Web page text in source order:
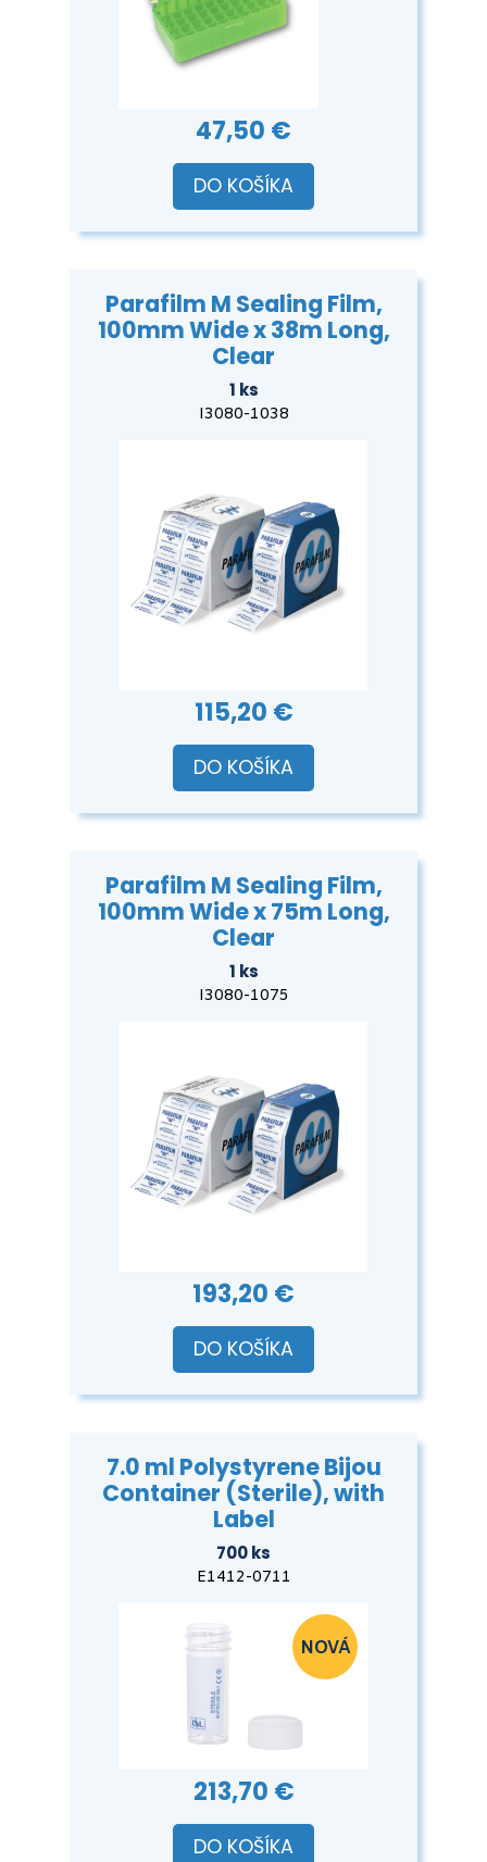
47,50 €
DO KOŠÍKA
Parafilm M Sealing Film,
100mm Wide x 38m Long,
Clear
1 ks
I3080-1038
115,20 €
DO KOŠÍKA
Parafilm M Sealing Film,
100mm Wide x 75m Long,
Clear
1 ks
I3080-1075
193,20 €
DO KOŠÍKA
7.0 ml Polystyrene Bijou
Container (Sterile), with
Label
700 ks
E1412-0711
213,70 €
DO KOŠÍKA